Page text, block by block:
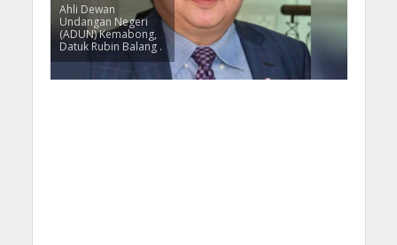
Ahli Dewan
Undangan Negeri
(ADUN) Kemabong,
Datuk Rubin Balang .